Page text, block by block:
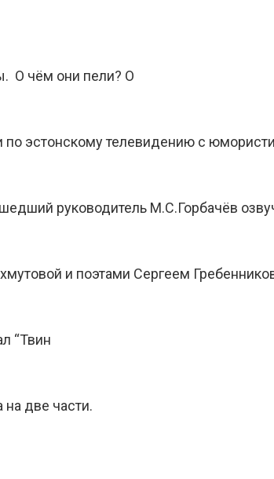
О чём они пели? О
эстонскому телевидению с
руководитель М.С.Горбачёв
и поэтами Сергеем
“Твин
две части.